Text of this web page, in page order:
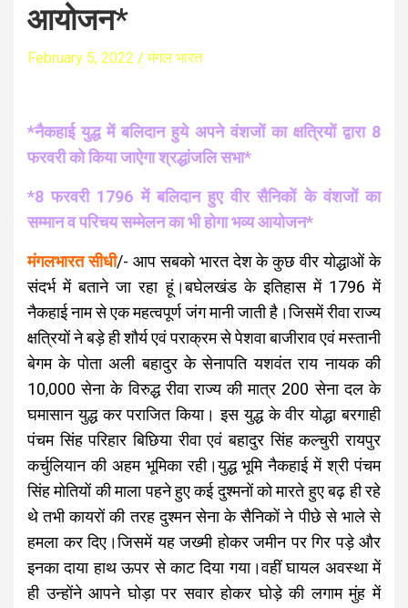
आयोजन*
February 5, 2022 मंगल भारत
*नैकहाई युद्ध में बलिदान हुये अपने वंशजों का क्षत्रियों द्वारा 8
फरवरी को किया जाऐगा श्रद्धांजलि सभा*
*8 फरवरी 1796 में बलिदान हुए वीर सैनिकों के वंशजों का
सम्मान व परिचय सम्मेलन का भी होगा भव्य आयोजन*
मंगलभारत सीधी/- आप सबको भारत देश के कुछ वीर योद्धाओं के
संदर्भ में बताने जा रहा हूं।बघेलखंड के इतिहास में 1796 में
नैकहाई नाम से एक महत्वपूर्ण जंग मानी जाती है।जिसमें रीवा राज्य
क्षत्रियों ने बड़े ही शौर्य एवं पराक्रम से पेशवा बाजीराव एवं मस्तानी
बेगम के पोता अली बहादुर के सेनापति यशवंत राय नायक की
10,000 सेना के विरुद्ध रीवा राज्य की मात्र 200 सेना दल के
घमासान युद्ध कर पराजित किया। इस युद्ध के वीर योद्धा बरगाही
पंचम सिंह परिहार बिछिया रीवा एवं बहादुर सिंह कल्चुरी रायपुर
कर्चुलियान की अहम भूमिका रही।युद्ध भूमि नैकहाई में श्री पंचम
सिंह मोतियों की माला पहने हुए कई दुश्मनों को मारते हुए बढ़ ही रहे
थे तभी कायरों की तरह दुश्मन सेना के सैनिकों ने पीछे से भाले से
हमला कर दिए।जिसमें यह जख्मी होकर जमीन पर गिर पड़े और
इनका दाया हाथ ऊपर से काट दिया गया।वहीं घायल अवस्था में
ही उन्होंने आपने घोड़ा पर सवार होकर घोड़े की लगाम मुंह में